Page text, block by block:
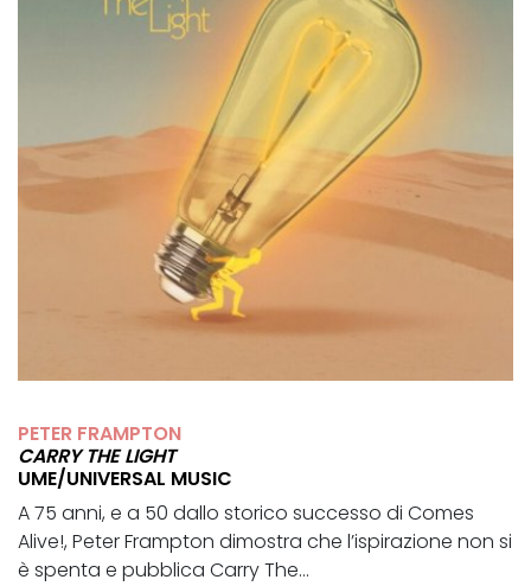
PETER FRAMPTON
CARRY THE LIGHT
UME/UNIVERSAL MUSIC
A 75 anni, e a 50 dallo storico successo di Comes
Alive!, Peter Frampton dimostra che l’ispirazione non si
è spenta e pubblica Carry The...